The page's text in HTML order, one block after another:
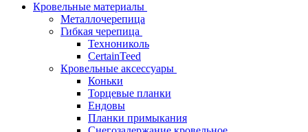
Кровельные материалы
Металлочерепица
Гибкая черепица
Технониколь
CertainTeed
Кровельные аксессуары
Коньки
Торцевые планки
Ендовы
Планки примыкания